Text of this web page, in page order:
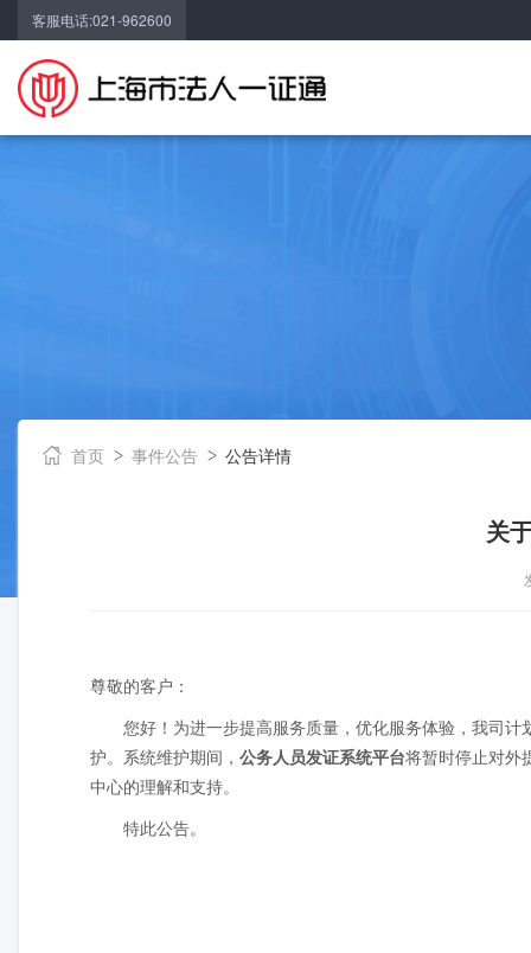
客服电话:021-962600
首页 事件公告 公告详情
关
尊敬的客户：
您好！为进一步提高服务质量，优化服务体验，我司
护。系统维护期间， 公务人员发证系统平台将暂时停止对外
中心的理解和支持。
特此公告。